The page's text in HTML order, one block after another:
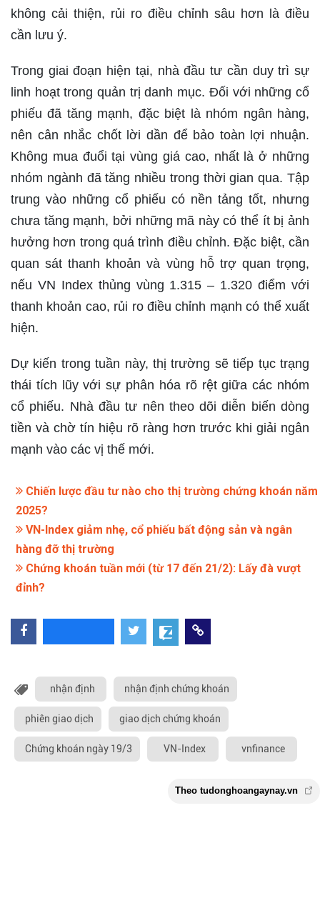
không cải thiện, rủi ro điều chỉnh sâu hơn là điều
cần lưu ý.
Trong giai đoạn hiện tại, nhà đầu tư cần duy trì sự
linh hoạt trong quản trị danh mục. Đối với những cổ
phiếu đã tăng mạnh, đặc biệt là nhóm ngân hàng,
nên cân nhắc chốt lời dần để bảo toàn lợi nhuận.
Không mua đuổi tại vùng giá cao, nhất là ở những
nhóm ngành đã tăng nhiều trong thời gian qua. Tập
trung vào những cổ phiếu có nền tảng tốt, nhưng
chưa tăng mạnh, bởi những mã này có thể ít bị ảnh
hưởng hơn trong quá trình điều chỉnh. Đặc biệt, cần
quan sát thanh khoản và vùng hỗ trợ quan trọng,
nếu VN Index thủng vùng 1.315 – 1.320 điểm với
thanh khoản cao, rủi ro điều chỉnh mạnh có thể xuất
hiện.
Dự kiến trong tuần này, thị trường sẽ tiếp tục trạng
thái tích lũy với sự phân hóa rõ rệt giữa các nhóm
cổ phiếu. Nhà đầu tư nên theo dõi diễn biến dòng
tiền và chờ tín hiệu rõ ràng hơn trước khi giải ngân
mạnh vào các vị thế mới.
Chiến lược đầu tư nào cho thị trường chứng khoán năm
2025?
VN-Index giảm nhẹ, cổ phiếu bất động sản và ngân
hàng đỡ thị trường
Chứng khoán tuần mới (từ 17 đến 21/2): Lấy đà vượt
đỉnh?
nhận định nhận định chứng khoán
phiên giao dịch giao dịch chứng khoán
Chứng khoán ngày 19/3 VN-Index vnfinance